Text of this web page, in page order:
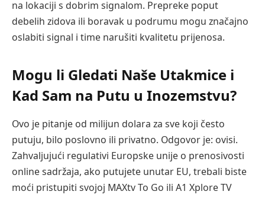
na lokaciji s dobrim signalom. Prepreke poput
debelih zidova ili boravak u podrumu mogu značajno
oslabiti signal i time narušiti kvalitetu prijenosa.
Mogu li Gledati Naše Utakmice i
Kad Sam na Putu u Inozemstvu?
Ovo je pitanje od milijun dolara za sve koji često
putuju, bilo poslovno ili privatno. Odgovor je: ovisi.
Zahvaljujući regulativi Europske unije o prenosivosti
online sadržaja, ako putujete unutar EU, trebali biste
moći pristupiti svojoj MAXtv To Go ili A1 Xplore TV